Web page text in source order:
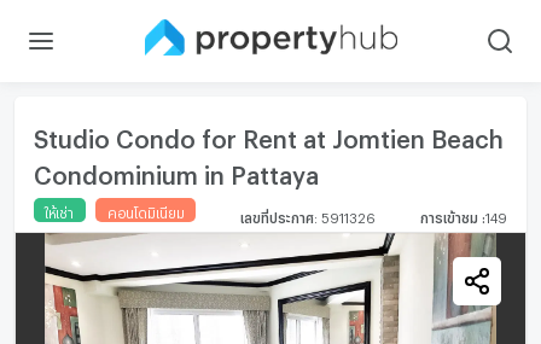
Studio Condo for Rent at Jomtien Beach
Condominium in Pattaya
ให้เช่า คอนโดมิเนียม เลขที่ประกาศ 5911326 การเข้าชม :149